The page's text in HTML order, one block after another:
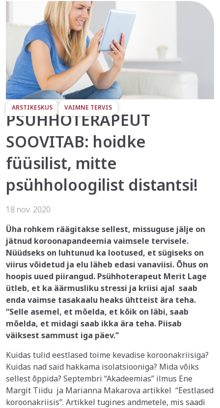
ARSTIKESKUS VAIMNE TERVIS
PSÜHHOTERAPEUT
SOOVITAB: hoidke
füüsilist, mitte
psühholoogilist distantsi!
18 nov. 2020
Üha rohkem räägitakse sellest, missuguse jälje on
jätnud koroonapandeemia vaimsele tervisele.
Nüüdseks on luhtunud ka lootused, et sügiseks on
viirus võidetud ja elu läheb edasi vanaviisi. Õhus on
hoopis uued piirangud. Psühhoterapeut Merit Lage
ütleb, et ka äärmusliku stressi ja kriisi ajal saab
enda vaimse tasakaalu heaks ühtteist ära teha.
“Selle asemel, et mõelda, et kõik on läbi, saab
mõelda, et midagi saab ikka ära teha. Piisab
väiksest sammust iga päev.”
Kuidas tulid eestlased toime kevadise koroonakriisiga?
Kuidas nad said hakkama isolatsiooniga? Mida võiks
sellest õppida? Septembri “Akadeemias” ilmus Ene
Margit Tiidu ja Marianna Makarova artikkel “Eestlased
koroonakriisis”. Artikkel tugines andmetele, mis saadi